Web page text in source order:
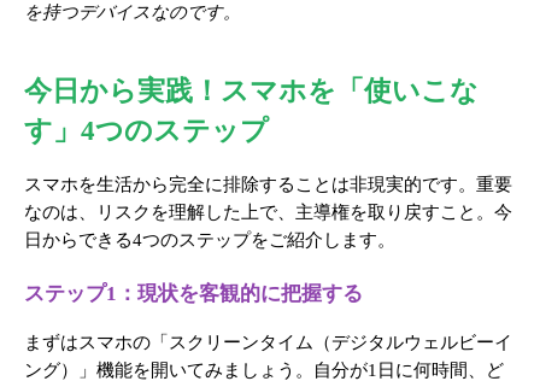
を持つデバイスなのです。
今日から実践！スマホを「使いこな
す」4つのステップ
スマホを生活から完全に排除することは非現実的です。重要
なのは、リスクを理解した上で、主導権を取り戻すこと。今
日からできる4つのステップをご紹介します。
ステップ1：現状を客観的に把握する
まずはスマホの「スクリーンタイム（デジタルウェルビーイ
ング）」機能を開いてみましょう。自分が1日に何時間、ど